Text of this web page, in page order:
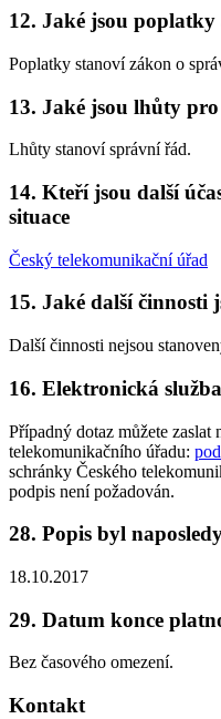
12. Jaké jsou
Poplatky stanoví zákon o
13. Jaké jsou lhůty
Lhůty stanoví správní řád.
14. Kteří jsou další
situace
Český telekomunikační úřad
15. Jaké další činnosti
Další činnosti nejsou
16. Elektronická
Případný dotaz můžete zaslat
telekomunikačního úřadu:
schránky Českého
podpis není požadován.
28. Popis byl
18.10.2017
29. Datum konce
Bez časového omezení.
Kontakt